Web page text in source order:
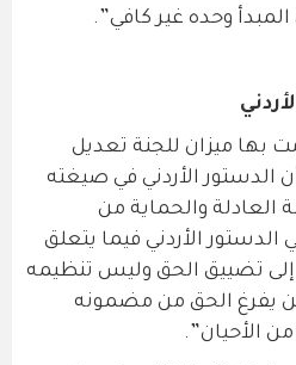
المبدأ وحده غير كافي”.
بها ميزان للجنة تعديل
الدستور الأردني في صيغته
العادلة والحماية من
الأردني فيما يتعلق
إلى تضييق الحق وليس تنظيمه
يفرغ الحق من مضمونه
الأحيان”.